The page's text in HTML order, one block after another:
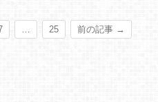
25 前の記事 →